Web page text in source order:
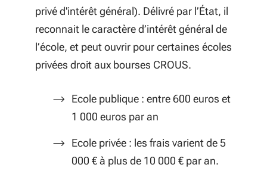
privé d'intérêt général). Délivré par l’État, il
reconnait le caractère d’intérêt général de
l’école, et peut ouvrir pour certaines écoles
privées droit aux bourses CROUS.
Ecole publique : entre 600 euros et
1 000 euros par an
Ecole privée : les frais varient de 5
000 € à plus de 10 000 € par an.